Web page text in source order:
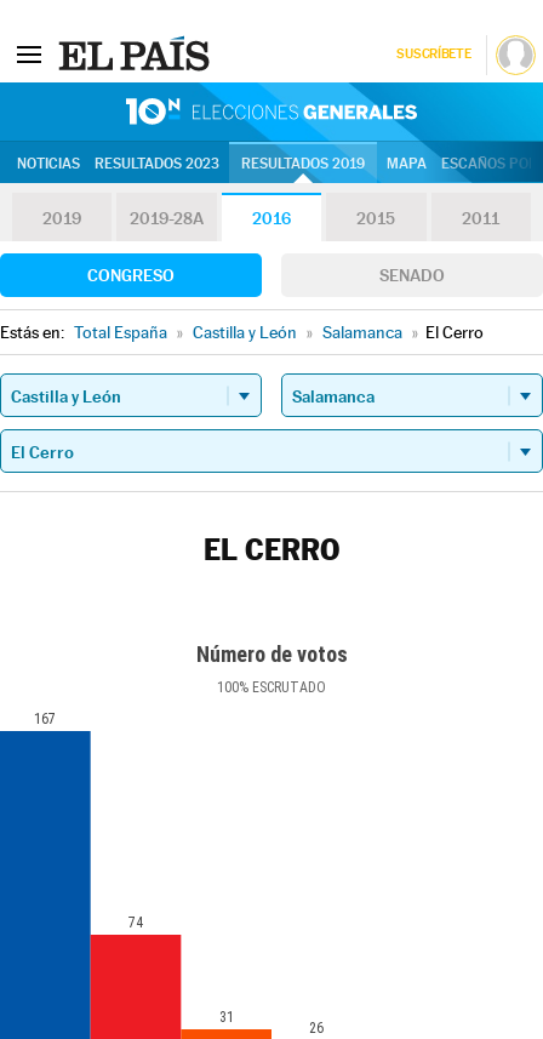
SUSCRÍBETE
NOTICIAS RESULTADOS 2023 RESULTADOS 2019 MAPA ESCAÑOS
2019 2019-28A 2016 2015 2011
CONGRESO SENADO
Estás en: Total España » Castilla y León » Salamanca » El Cerro
EL CERRO
Número de votos
100% ESCRUTADO
167
74
31
26